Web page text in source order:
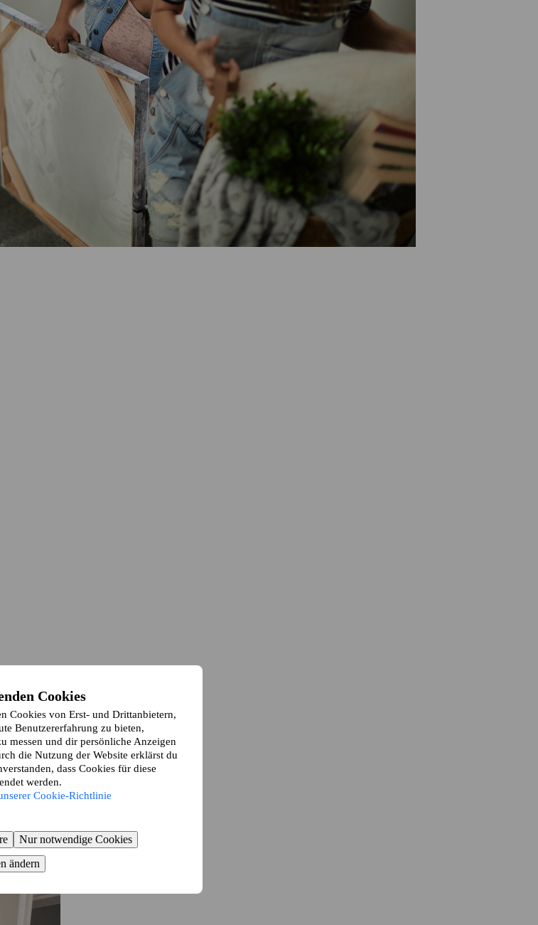
Cookies
Cookies von Erst- und Drittanbietern,
Benutzererfahrung zu bieten,
messen und dir persönliche Anzeigen
die Nutzung der Website erklärst du
dass Cookies für diese
werden.
Cookie-Richtlinie
Nur notwendige Cookies
ändern